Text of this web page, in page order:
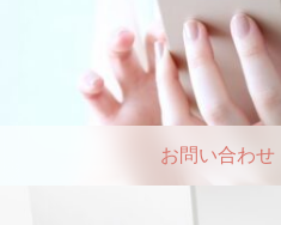
お問い合わせ